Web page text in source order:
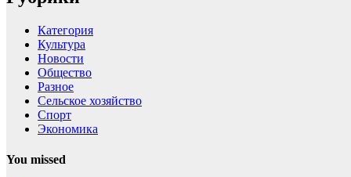
Категория
Культура
Новости
Общество
Разное
Сельское хозяйство
Спорт
Экономика
You missed